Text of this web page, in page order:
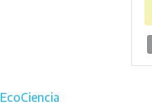
EcoCiencia